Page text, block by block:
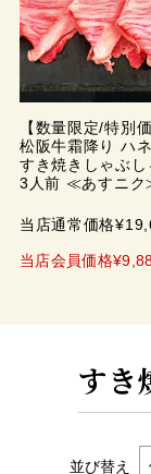
【数量限定/特別
松阪牛霜降り ハ
すき焼きしゃぶし
3人前 ≪あすニ
当店通常価格
当店会員価格
すき
並び替え